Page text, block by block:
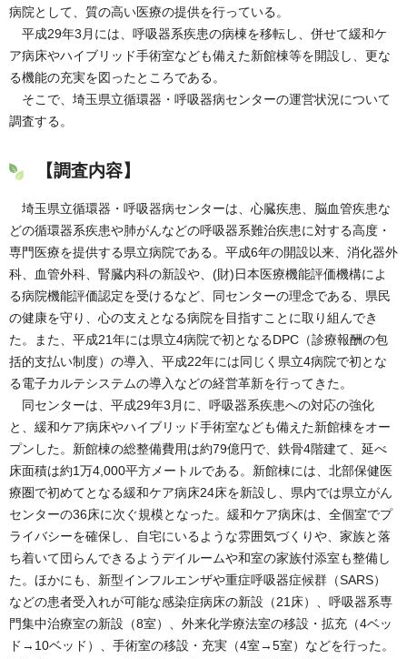
病院として、質の高い医療の提供を行っている。
平成29年3月には、呼吸器系疾患の病棟を移転し、併せて緩和ケ
ア病床やハイブリッド手術室なども備えた新館棟等を開設し、更な
る機能の充実を図ったところである。
そこで、埼玉県立循環器・呼吸器病センターの運営状況について
調査する。
【調査内容】
埼玉県立循環器・呼吸器病センターは、心臓疾患、脳血管疾患な
どの循環器系疾患や肺がんなどの呼吸器系難治疾患に対する高度・
専門医療を提供する県立病院である。平成6年の開設以来、消化器外
科、血管外科、腎臓内科の新設や、(財)日本医療機能評価機構によ
る病院機能評価認定を受けるなど、同センターの理念である、県民
の健康を守り、心の支えとなる病院を目指すことに取り組んでき
た。また、平成21年には県立4病院で初となるDPC（診療報酬の包
括的支払い制度）の導入、平成22年には同じく県立4病院で初とな
る電子カルテシステムの導入などの経営革新を行ってきた。
同センターは、平成29年3月に、呼吸器系疾患への対応の強化
と、緩和ケア病床やハイブリッド手術室なども備えた新館棟をオー
プンした。新館棟の総整備費用は約79億円で、鉄骨4階建て、延べ
床面積は約1万4,000平方メートルである。新館棟には、北部保健医
療圏で初めてとなる緩和ケア病床24床を新設し、県内では県立がん
センターの36床に次ぐ規模となった。緩和ケア病床は、全個室でプ
ライバシーを確保し、自宅にいるような雰囲気づくりや、家族と落
ち着いて団らんできるようデイルームや和室の家族付添室も整備し
た。ほかにも、新型インフルエンザや重症呼吸器症候群（SARS）
などの患者受入れが可能な感染症病床の新設（21床）、呼吸器系専
門集中治療室の新設（8室）、外来化学療法室の移設・拡充（4ベッ
ド→10ベッド）、手術室の移設・充実（4室→5室）などを行った。